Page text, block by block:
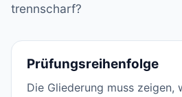
trennscharf?
Prüfungsreihenfolge
Die Gliederung muss zeigen,